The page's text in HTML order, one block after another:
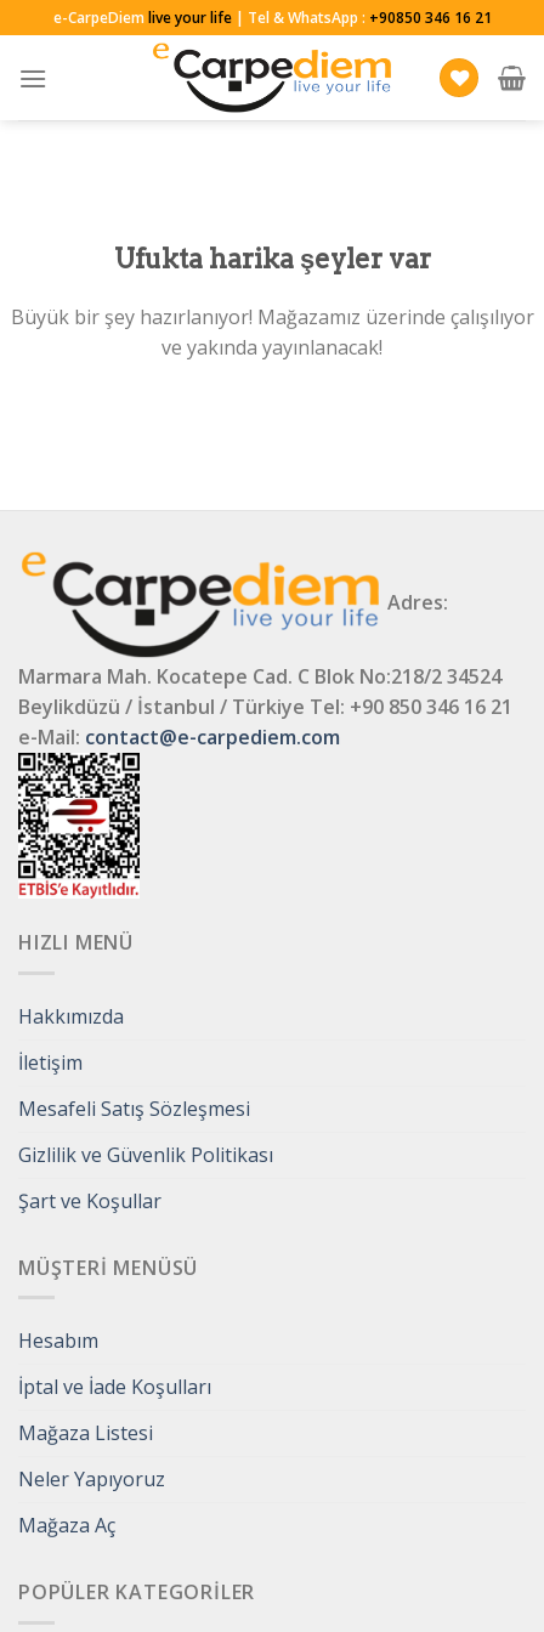
to
content
e-CarpeDiemlive your life| Tel & WhatsApp : +90850 346 16 21
Ufukta harika şeyler var
Büyük bir şey hazırlanıyor! Mağazamız üzerinde çalışılıyor
ve yakında yayınlanacak!
Adres:
Marmara Mah. Kocatepe Cad. C Blok No:218/2 34524
Beylikdüzü / İstanbul / Türkiye Tel: +90 850 346 16 21
e-Mail: contact@e-carpediem.com
HIZLI MENÜ
Hakkımızda
İletişim
Mesafeli Satış Sözleşmesi
Gizlilik ve Güvenlik Politikası
Şart ve Koşullar
MÜŞTERI MENÜSÜ
Hesabım
İptal ve İade Koşulları
Mağaza Listesi
Neler Yapıyoruz
Mağaza Aç
POPÜLER KATEGORILER